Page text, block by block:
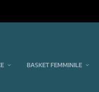
BASKET FEMMINILE